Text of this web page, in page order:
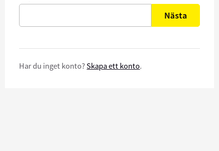
Nästa
Har du inget konto? Skapa ett konto.